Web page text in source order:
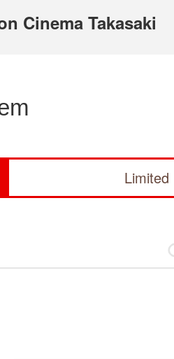
Cinema Takasaki